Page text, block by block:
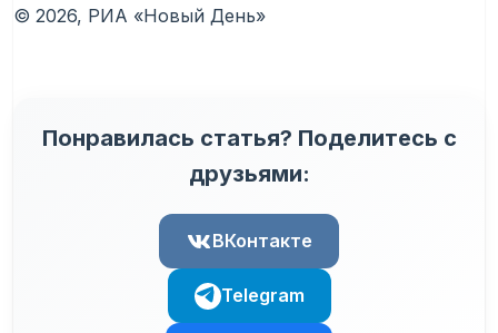
© 2026, РИА «Новый День»
Понравилась статья? Поделитесь с
друзьями:
ВКонтакте
Telegram